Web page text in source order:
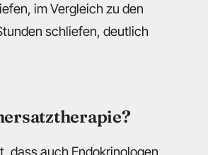
im Vergleich zu den
schliefen, deutlich
dass auch Endokrinologen